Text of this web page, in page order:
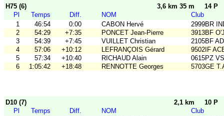
H75 (6) 3,6 km 35 m
14 P
Pl
Temps Diff. NOM
Club
1
46:54 0:00 CABON Hervé
2999BR
2
54:29 +7:35 PONCET Jean-Pierre
3913BF
3
54:39 +7:45 VUILLET Christian
2105BF
4
57:06 +10:12 LEFRANÇOIS Gérard
9502IF
5
57:34 +10:40 RICHAUD Alain
0615PZ
6
1:05:42 +18:48 RENNOTTE Georges 5703GE
D10 (7) 2,1 km
10 P
Pl
Temps Diff. NOM
Club